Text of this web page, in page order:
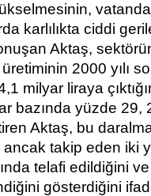
karlılıkta ciddi
Aktaş,
2000 yılı
milyar liraya
bazında yüzde 29,
Aktaş, bu
ancak takip eden iki
telafi edildiğini
gösterdiğini